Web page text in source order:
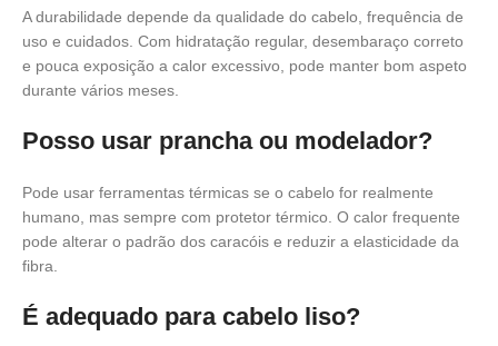
A durabilidade depende da qualidade do cabelo, frequência de
uso e cuidados. Com hidratação regular, desembaraço correto
e pouca exposição a calor excessivo, pode manter bom aspeto
durante vários meses.
Posso usar prancha ou modelador?
Pode usar ferramentas térmicas se o cabelo for realmente
humano, mas sempre com protetor térmico. O calor frequente
pode alterar o padrão dos caracóis e reduzir a elasticidade da
fibra.
É adequado para cabelo liso?